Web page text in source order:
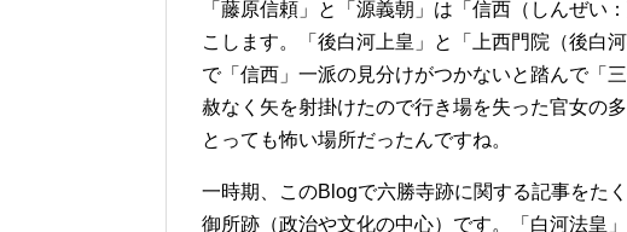
「藤原信頼」と「源義朝」は「信西（しんぜい
こします。「後白河上皇」と「上西門院（後白
で「信西」一派の見分けがつかないと踏んで「
赦なく矢を射掛けたので行き場を失った官女の
とっても怖い場所だったんですね。
一時期、このBlogで六勝寺跡に関する記事をた
御所跡（政治や文化の中心）です。「白河法皇